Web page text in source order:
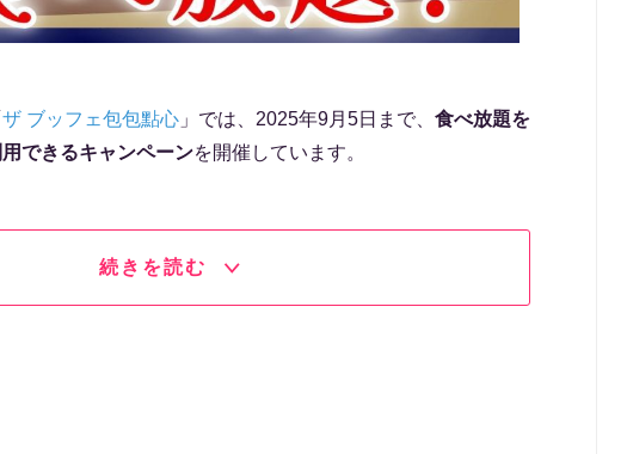
ザ ブッフェ包包點心 」では、2025年9月5日まで、 食べ放題を
できるキャンペーンを開催しています。
続きを読む